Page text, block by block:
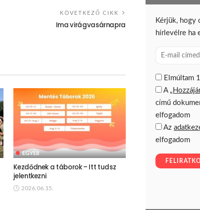
KÖVETKEZŐ CIKK
Ima virágvasárnapra
EGYÉB
Kezdődnek a táborok – Itt tudsz
jelentkezni
2026.06.15.